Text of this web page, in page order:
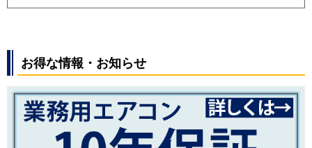
お得な情報・お知らせ